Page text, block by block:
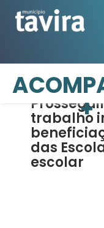
+
5 de Março,
trabalho
das
escolar